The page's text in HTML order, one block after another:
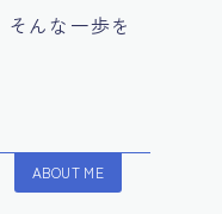
んな一歩を
ABOUT ME